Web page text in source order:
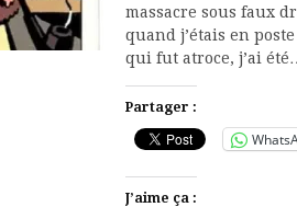
massacre sous faux
quand j’étais en
qui fut atroce, j’ai
Partager :
J’aime ça :